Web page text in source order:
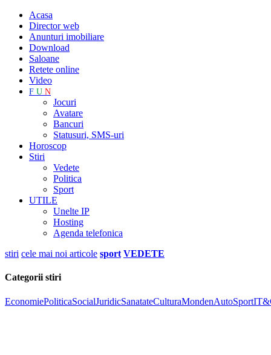
Acasa
Director web
Anunturi imobiliare
Download
Saloane
Retete online
Video
F U N
Jocuri
Avatare
Bancuri
Statusuri, SMS-uri
Horoscop
Stiri
Vedete
Politica
Sport
UTILE
Unelte IP
Hosting
Agenda telefonica
stiri cele mai noi articole sport VEDETE
Categorii stiri
EconomiePoliticaSocialJuridicSanatateCulturaMondenAutoSport